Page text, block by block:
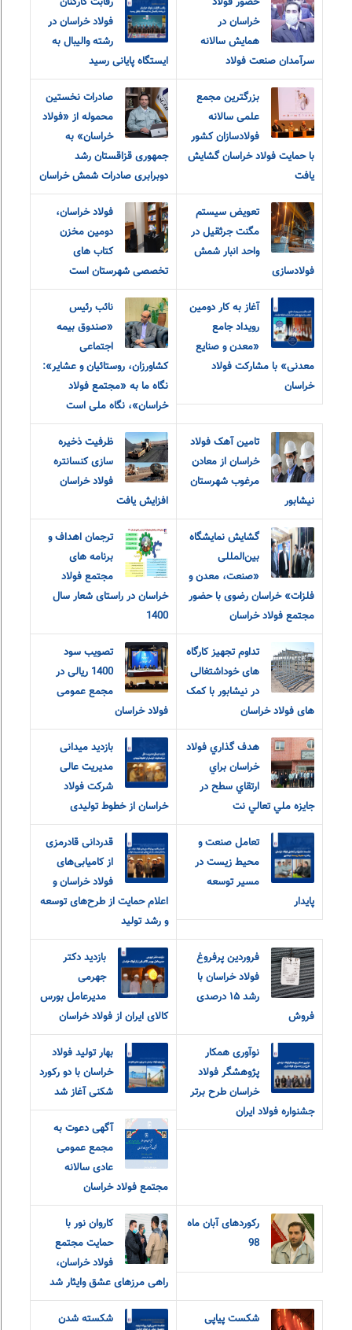
خراسان در
همایش سالانه
سرآمدان صنعت فولاد
فولاد خراسان در
رشته والیبال به
ایستگاه پایانی رسید
بزرگترین مجمع
علمی سالانه
فولادسازان کشور
با حمایت فولاد خراسان گشایش
یافت
صادرات نخستین
محموله از «فولاد
خراسان» به
جمهوری قزاقستان رشد
دوبرابری صادرات شمش خراسان
تعویض سیستم
مگنت جرثقیل در
واحد انبار شمش
فولادسازی
فولاد خراسان،
دومین مخزن
کتاب های
تخصصی شهرستان است
آغاز به کار دومین
رویداد جامع
«معدن و‌ صنایع
معدنی» با مشارکت فولاد
خراسان
نائب رئیس
«صندوق بیمه
اجتماعی
کشاورزان، روستائیان و عشایر»:
نگاه ما به «مجتمع فولاد
خراسان»، نگاه ملی است
تامین آهک فولاد
خراسان از معادن
مرغوب شهرستان
نیشابور
ظرفیت ذخیره
سازی کنسانتره
فولاد خراسان
افزایش یافت
گشایش نمایشگاه
بین‌المللی
«صنعت، معدن و
فلزات» خراسان رضوی با حضور
مجتمع فولاد خراسان
ترجمان اهداف و
برنامه های
مجتمع فولاد
خراسان در راستای شعار سال
1400
تداوم تجهیز کارگاه
های خوداشتغالی
در نیشابور با کمک
های فولاد خراسان
تصویب سود
1400 ریالی در
مجمع عمومی
فولاد خراسان
هدف گذاري فولاد
خراسان براي
جايزه ملي تعالي نت
بازدید میدانی
مدیریت عالی
شرکت فولاد
خراسان از خطوط تولیدی
تعامل صنعت و
محیط زیست در
مسیر توسعه
پایدار
قدردانی قادرمزی
از کامیابی‌های
فولاد خراسان و
اعلام حمایت از طرح‌های توسعه
و رشد تولید
فروردین پرفروغ
فولاد خراسان با
رشد ۱۵ درصدی
فروش
بازدید دکتر
جهرمی
مدیرعامل بورس
کالای ایران از فولاد خراسان
نوآوری همکار
پژوهشگر فولاد
خراسان طرح برتر
جشنواره فولاد ایران
بهار تولید فولاد
خراسان با‌ دو رکورد
شکنی آغاز شد
آگهی دعوت به
مجمع عمومی
عادی سالانه
مجتمع فولاد خراسان
رکوردهای آبان ماه
98
کاروان نور با
حمایت مجتمع
فولاد خراسان،
راهی مرزهای عشق و‌ایثار شد
شکست پیاپی
شکسته شدن